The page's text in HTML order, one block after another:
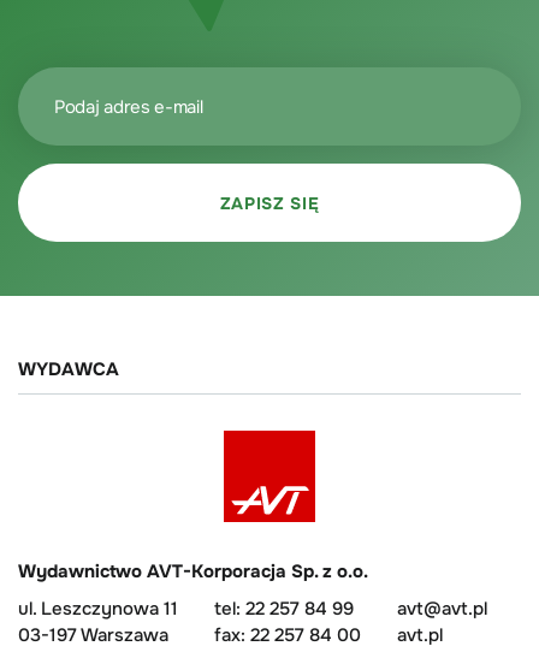
WYDAWCA
Wydawnictwo AVT-Korporacja Sp. z o.o.
ul. Leszczynowa 11
03-197 Warszawa
tel: 22 257 84 99
fax: 22 257 84 00
avt@avt.pl
avt.pl